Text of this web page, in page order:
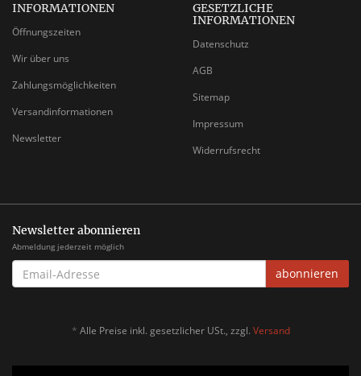
INFORMATIONEN
Öffnungszeiten
Wir über uns
Zahlungsmöglichkeiten
Versandinformationen
Newsletter
GESETZLICHE
INFORMATIONEN
Datenschutz
AGB
Sitemap
Impressum
Widerrufsrecht
Newsletter abonnieren
Abmeldung jederzeit möglich
EMAIL-
ADRESSE
abonnieren
* Alle Preise inkl. gesetzlicher USt., zzgl. Versand